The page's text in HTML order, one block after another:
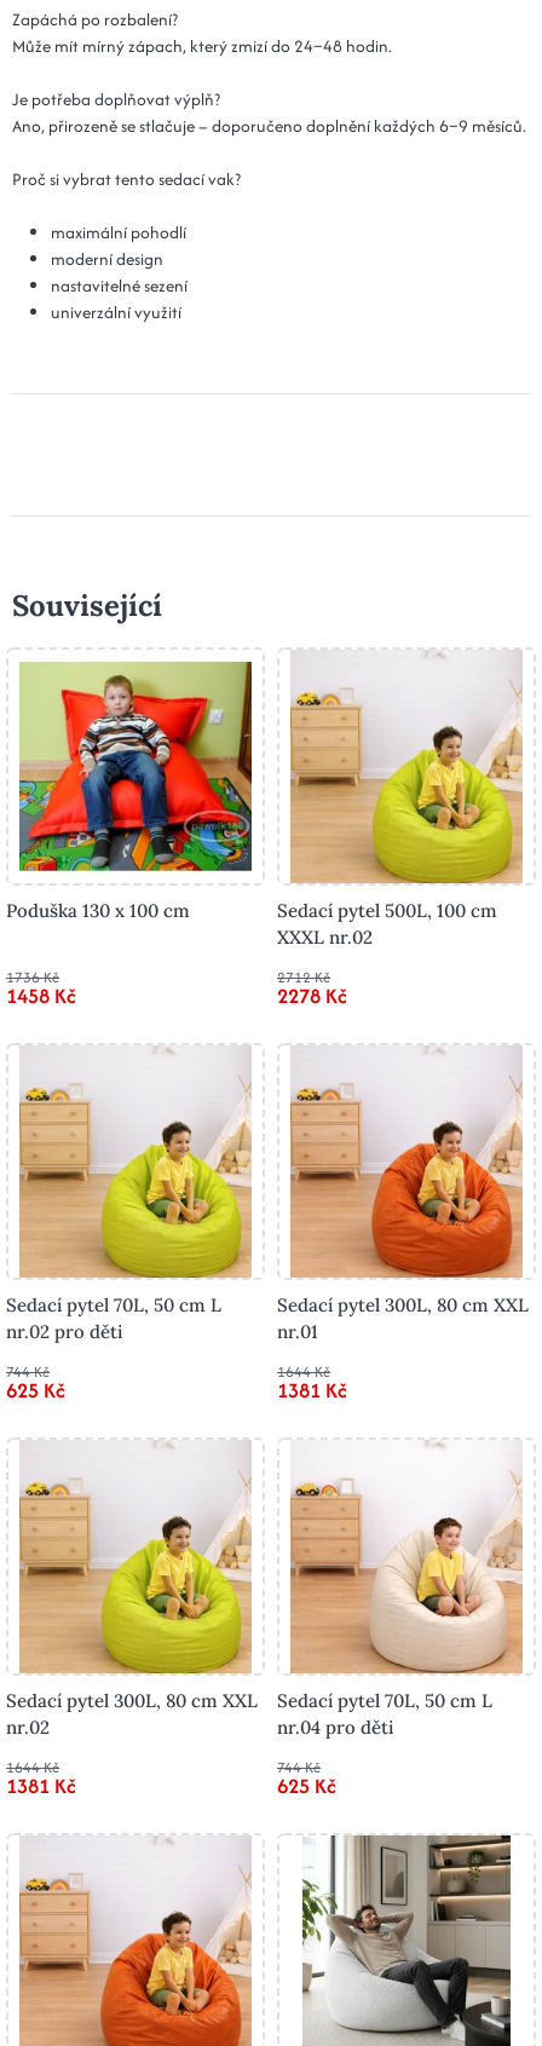
Zapáchá po rozbalení?
Může mít mírný zápach, který zmizí do 24–48 hodin.
Je potřeba doplňovat výplň?
Ano, přirozeně se stlačuje – doporučeno doplnění každých 6–9 měsíců.
Proč si vybrat tento sedací vak?
maximální pohodlí
moderní design
nastavitelné sezení
univerzální využití
Související
Poduška 130 x 100 cm
1736 Kč
1458 Kč
Sedací pytel 500L, 100 cm
XXXL nr.02
2712 Kč
2278 Kč
Sedací pytel 70L, 50 cm L
nr.02 pro děti
744 Kč
625 Kč
Sedací pytel 300L, 80 cm XXL
nr.01
1644 Kč
1381 Kč
Sedací pytel 300L, 80 cm XXL
nr.02
1644 Kč
1381 Kč
Sedací pytel 70L, 50 cm L
nr.04 pro děti
744 Kč
625 Kč